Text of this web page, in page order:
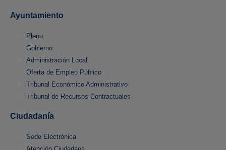
Ayuntamiento
Pleno
Gobierno
Administración Local
Oferta de Empleo Público
Tribunal Económico Administrativo
Tribunal de Recursos Contractuales
Ciudadanía
Sede Electrónica